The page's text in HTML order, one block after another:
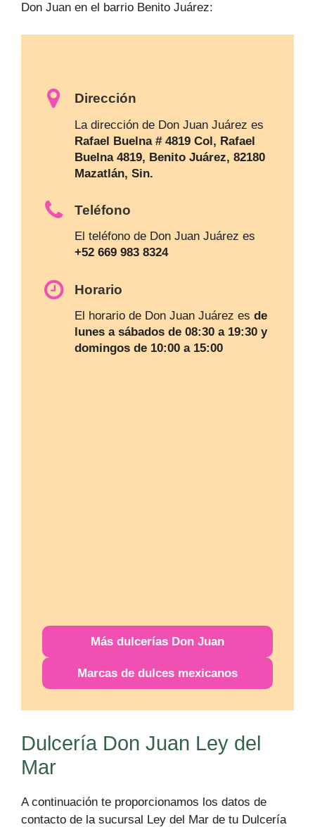
Don Juan en el barrio Benito Juárez:
Dirección
La dirección de Don Juan Juárez es
Rafael Buelna # 4819 Col, Rafael
Buelna 4819, Benito Juárez, 82180
Mazatlán, Sin.
Teléfono
El teléfono de Don Juan Juárez es
+52 669 983 8324
Horario
El horario de Don Juan Juárez es de
lunes a sábados de 08:30 a 19:30 y
domingos de 10:00 a 15:00
Más dulcerías Don Juan
Marcas de dulces mexicanos
Dulcería Don Juan Ley del
Mar
A continuación te proporcionamos los datos de
contacto de la sucursal Ley del Mar de tu Dulcería